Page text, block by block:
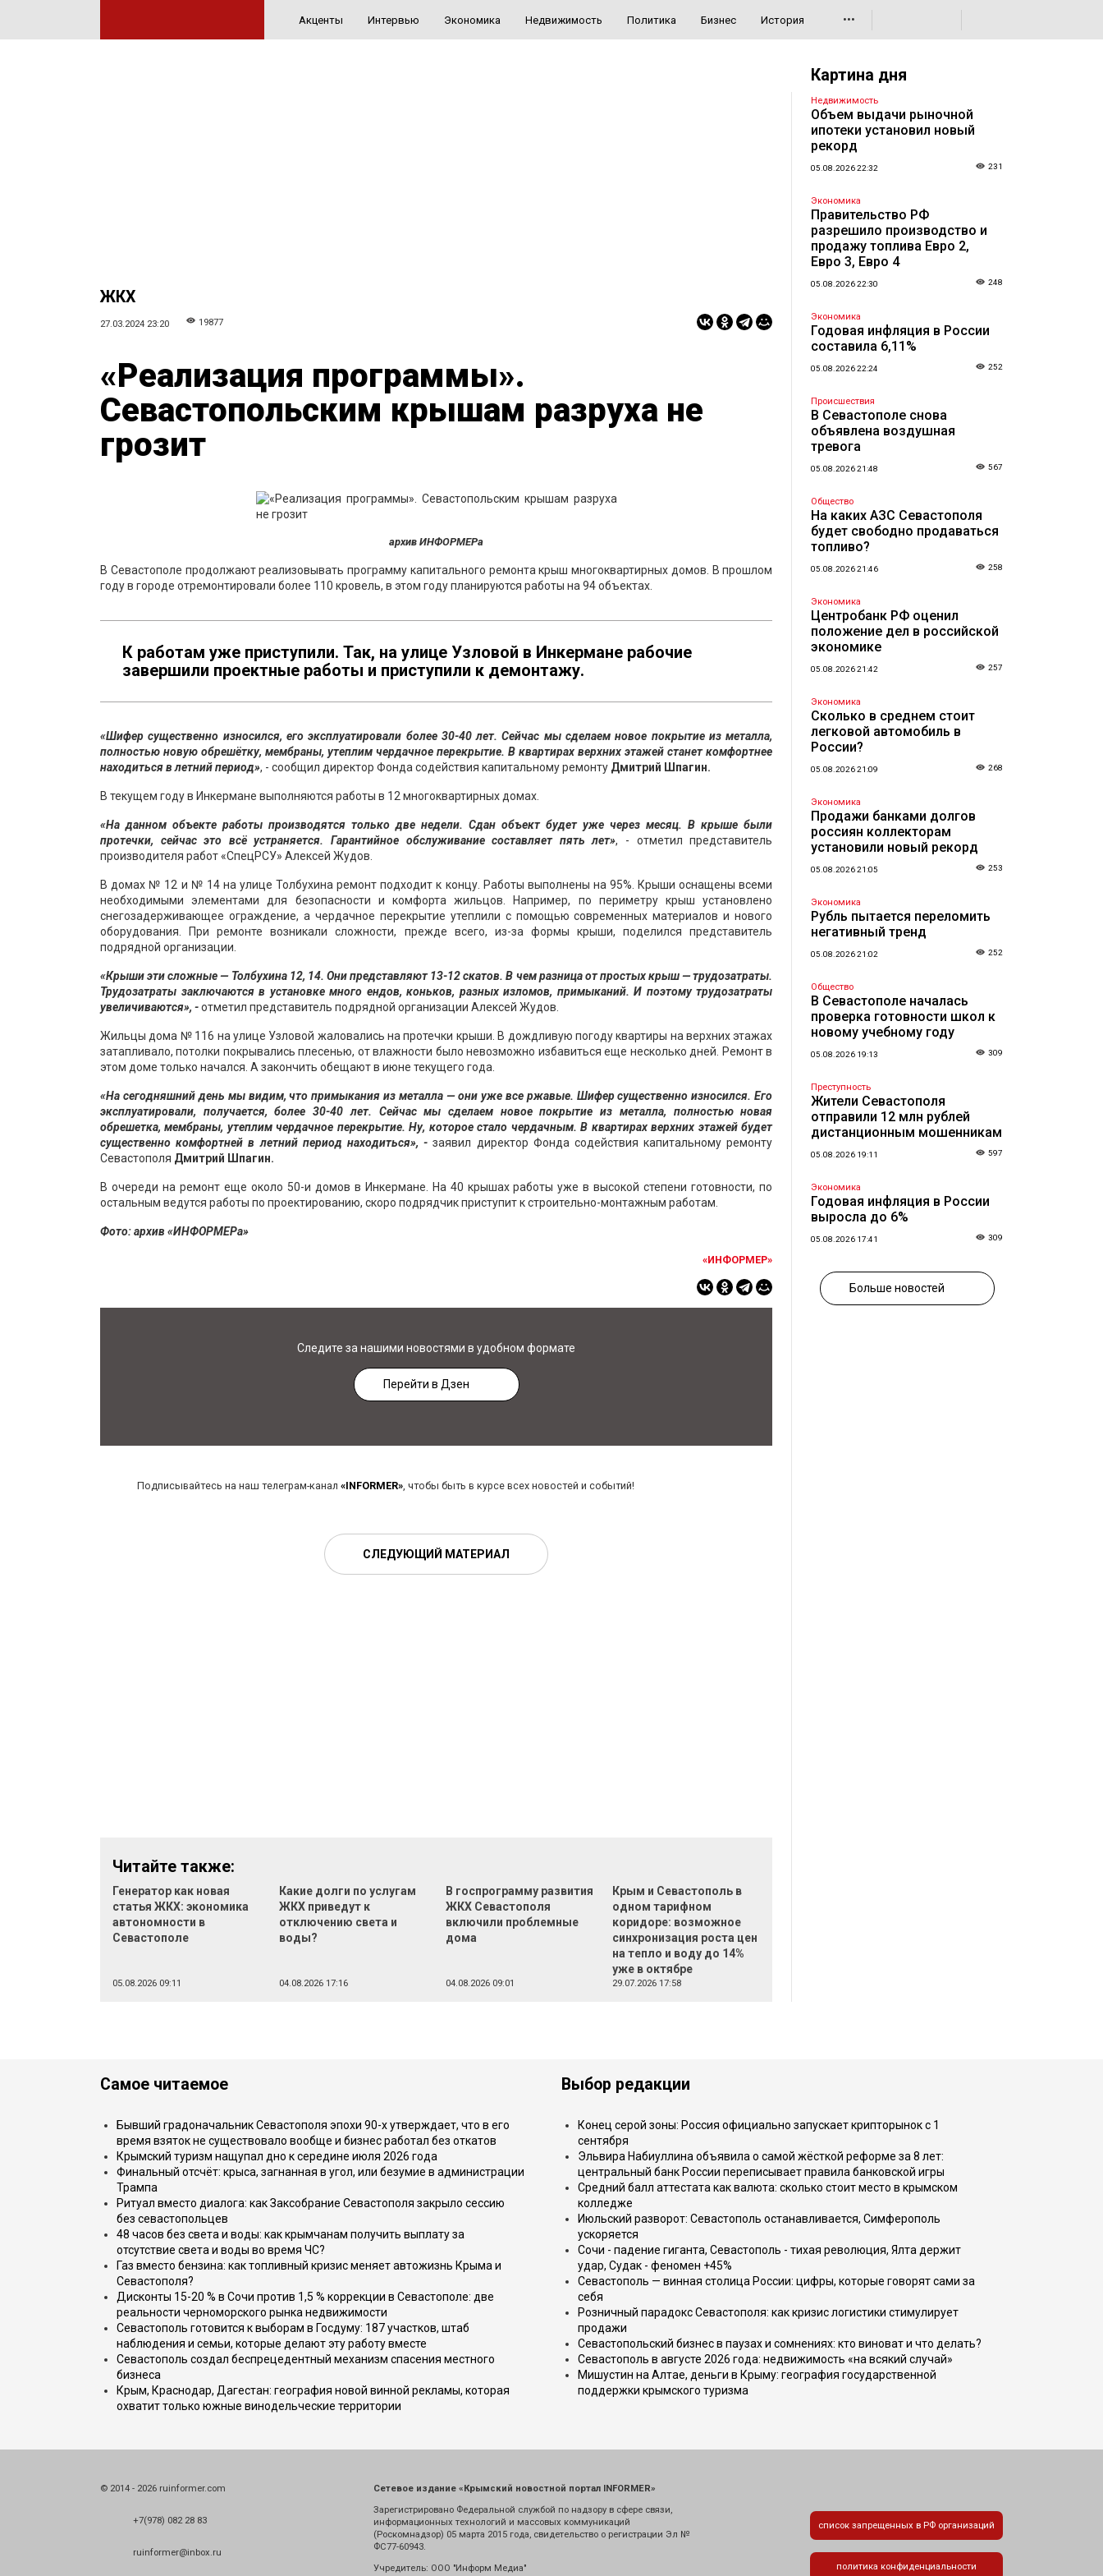
Акценты Интервью Экономика Недвижимость Политика Бизнес История •••
ЖКХ
27.03.2024 23:20 19877
«Реализация программы».
Севастопольским крышам разруха не
грозит
архив ИНФОРМЕРа
В Севастополе продолжают реализовывать программу капитального ремонта крыш многоквартирных домов. В прошлом
году в городе отремонтировали более 110 кровель, в этом году планируются работы на 94 объектах.
К работам уже приступили. Так, на улице Узловой в Инкермане рабочие
завершили проектные работы и приступили к демонтажу.
«Шифер существенно износился, его эксплуатировали более 30-40 лет. Сейчас мы сделаем новое покрытие из металла,
полностью новую обрешётку, мембраны, утеплим чердачное перекрытие. В квартирах верхних этажей станет комфортнее
находиться в летний период», - сообщил директор Фонда содействия капитальному ремонту Дмитрий Шпагин.
В текущем году в Инкермане выполняются работы в 12 многоквартирных домах.
«На данном объекте работы производятся только две недели. Сдан объект будет уже через месяц. В крыше были
протечки, сейчас это всё устраняется. Гарантийное обслуживание составляет пять лет», - отметил представитель
производителя работ «СпецРСУ» Алексей Жудов.
В домах № 12 и № 14 на улице Толбухина ремонт подходит к концу. Работы выполнены на 95%. Крыши оснащены всеми
необходимыми элементами для безопасности и комфорта жильцов. Например, по периметру крыш установлено
снегозадерживающее ограждение, а чердачное перекрытие утеплили с помощью современных материалов и нового
оборудования. При ремонте возникали сложности, прежде всего, из-за формы крыши, поделился представитель
подрядной организации.
«Крыши эти сложные — Толбухина 12, 14. Они представляют 13-12 скатов. В чем разница от простых крыш — трудозатраты.
Трудозатраты заключаются в установке много ендов, коньков, разных изломов, примыканий. И поэтому трудозатраты
увеличиваются», -отметил представитель подрядной организации Алексей Жудов.
Жильцы дома № 116 на улице Узловой жаловались на протечки крыши. В дождливую погоду квартиры на верхних этажах
затапливало, потолки покрывались плесенью, от влажности было невозможно избавиться еще несколько дней. Ремонт в
этом доме только начался. А закончить обещают в июне текущего года.
«На сегодняшний день мы видим, что примыкания из металла — они уже все ржавые. Шифер существенно износился. Его
эксплуатировали, получается, более 30-40 лет. Сейчас мы сделаем новое покрытие из металла, полностью новая
обрешетка, мембраны, утеплим чердачное перекрытие. Ну, которое стало чердачным. В квартирах верхних этажей будет
существенно комфортней в летний период находиться», - заявил директор Фонда содействия капитальному ремонту
Севастополя Дмитрий Шпагин.
В очереди на ремонт еще около 50-и домов в Инкермане. На 40 крышах работы уже в высокой степени готовности, по
остальным ведутся работы по проектированию, скоро подрядчик приступит к строительно-монтажным работам.
Фото: архив «ИНФОРМЕРа»
«ИНФОРМЕР»
Следите за нашими новостями в удобном формате
Перейти в Дзен
Подписывайтесь на наш телеграм-канал «INFORMER», чтобы быть в курсе всех новостей и событий!
СЛЕДУЮЩИЙ МАТЕРИАЛ
Читайте также:
Генератор как новая
статья ЖКХ: экономика
автономности в
Севастополе
05.08.2026 09:11
Какие долги по услугам
ЖКХ приведут к
отключению света и
воды?
04.08.2026 17:16
В госпрограмму развития
ЖКХ Севастополя
включили проблемные
дома
04.08.2026 09:01
Крым и Севастополь в
одном тарифном
коридоре: возможное
синхронизация роста цен
на тепло и воду до 14%
уже в октябре
29.07.2026 17:58
Картина дня
Недвижимость
Объем выдачи рыночной
ипотеки установил новый
рекорд
05.08.2026 22:32 231
Экономика
Правительство РФ
разрешило производство и
продажу топлива Евро 2,
Евро 3, Евро 4
05.08.2026 22:30 248
Экономика
Годовая инфляция в России
составила 6,11%
05.08.2026 22:24 252
Происшествия
В Севастополе снова
объявлена воздушная
тревога
05.08.2026 21:48 567
Общество
На каких АЗС Севастополя
будет свободно продаваться
топливо?
05.08.2026 21:46 258
Экономика
Центробанк РФ оценил
положение дел в российской
экономике
05.08.2026 21:42 257
Экономика
Сколько в среднем стоит
легковой автомобиль в
России?
05.08.2026 21:09 268
Экономика
Продажи банками долгов
россиян коллекторам
установили новый рекорд
05.08.2026 21:05 253
Экономика
Рубль пытается переломить
негативный тренд
05.08.2026 21:02 252
Общество
В Севастополе началась
проверка готовности школ к
новому учебному году
05.08.2026 19:13 309
Преступность
Жители Севастополя
отправили 12 млн рублей
дистанционным мошенникам
05.08.2026 19:11 597
Экономика
Годовая инфляция в России
выросла до 6%
05.08.2026 17:41 309
Больше новостей
Самое читаемое
Бывший градоначальник Севастополя эпохи 90-х утверждает, что в его
время взяток не существовало вообще и бизнес работал без откатов
Крымский туризм нащупал дно к середине июля 2026 года
Финальный отсчёт: крыса, загнанная в угол, или безумие в администрации
Трампа
Ритуал вместо диалога: как Заксобрание Севастополя закрыло сессию
без севастопольцев
48 часов без света и воды: как крымчанам получить выплату за
отсутствие света и воды во время ЧС?
Газ вместо бензина: как топливный кризис меняет автожизнь Крыма и
Севастополя?
Дисконты 15-20 % в Сочи против 1,5 % коррекции в Севастополе: две
реальности черноморского рынка недвижимости
Севастополь готовится к выборам в Госдуму: 187 участков, штаб
наблюдения и семьи, которые делают эту работу вместе
Севастополь создал беспрецедентный механизм спасения местного
бизнеса
Крым, Краснодар, Дагестан: география новой винной рекламы, которая
охватит только южные винодельческие территории
Выбор редакции
Конец серой зоны: Россия официально запускает крипторынок с 1
сентября
Эльвира Набиуллина объявила о самой жёсткой реформе за 8 лет:
центральный банк России переписывает правила банковской игры
Средний балл аттестата как валюта: сколько стоит место в крымском
колледже
Июльский разворот: Севастополь останавливается, Симферополь
ускоряется
Сочи - падение гиганта, Севастополь - тихая революция, Ялта держит
удар, Судак - феномен +45%
Севастополь — винная столица России: цифры, которые говорят сами за
себя
Розничный парадокс Севастополя: как кризис логистики стимулирует
продажи
Севастопольский бизнес в паузах и сомнениях: кто виноват и что делать?
Севастополь в августе 2026 года: недвижимость «на всякий случай»
Мишустин на Алтае, деньги в Крыму: география государственной
поддержки крымского туризма
© 2014 - 2026 ruinformer.com
+7(978) 082 28 83
ruinformer@inbox.ru
Сетевое издание «Крымский новостной портал INFORMER»
Зарегистрировано Федеральной службой по надзору в сфере связи,
информационных технологий и массовых коммуникаций
(Роскомнадзор) 05 марта 2015 года, свидетельство о регистрации Эл №
ФС77-60943.
Учредитель: ООО "Информ Медиа"
список запрещенных в РФ организаций
политика конфиденциальности